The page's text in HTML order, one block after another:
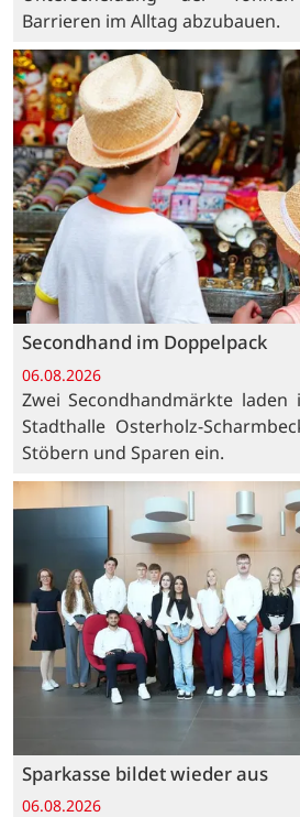
Barrieren im Alltag abzubauen.
Secondhand im Doppelpack
06.08.2026
Zwei Secondhandmärkte
Stadthalle Osterholz-
Stöbern und Sparen ein.
Sparkasse bildet wieder aus
06.08.2026